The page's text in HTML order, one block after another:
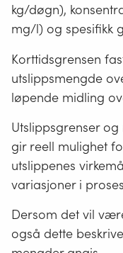
kg/døgn),
mg/l) og spesifikk
Korttidsgrensen
utslippsmengde
løpende midling
Utslippsgrenser
gir reell mulighet
utslippenes
variasjoner i
Dersom det vil
også dette